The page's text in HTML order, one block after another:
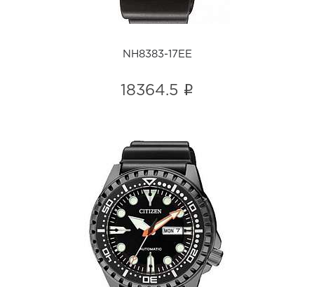
NH8383-17EE
18364.5 i
NH8385-11EE
i